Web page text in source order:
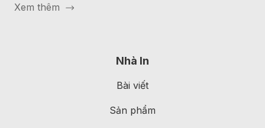
Xem thêm
Nhà In
Bài viết
Sản phẩm